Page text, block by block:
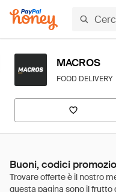
MACROS
FOOD DELIVERY
Buoni, codici